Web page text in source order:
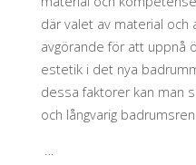
där valet av material och
avgörande för att uppnå
estetik i det nya
dessa faktorer kan man
och långvarig
…